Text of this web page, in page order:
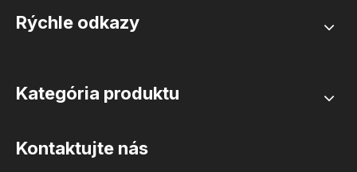
Rýchle odkazy
Kategória produktu
Kontaktujte nás